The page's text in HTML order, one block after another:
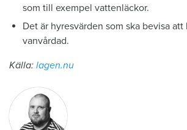
som till exempel vattenläckor.
Det är hyresvärden som ska bevisa
vanvårdad.
Källa: lagen.nu